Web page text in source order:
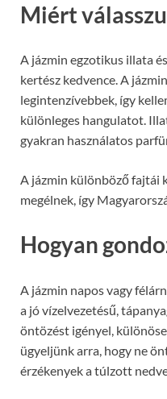
Miért
A jázmin egzotikus illata
kertész kedvence. A
legintenzívebbek, így
különleges hangulatot.
gyakran használatos
A jázmin különböző fajtái
megélnek, így
Hogyan
A jázmin napos vagy
a jó vízelvezetésű,
öntözést igényel,
ügyeljünk arra, hogy ne
érzékenyek a túlzott